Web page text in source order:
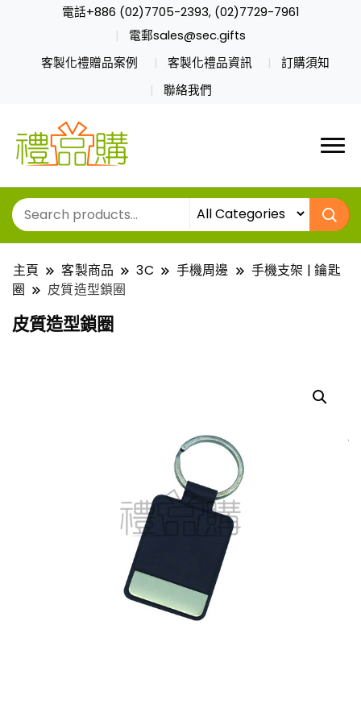
電話+886 (02)7705-2393, (02)7729-7961
電郵sales@sec.gifts
客製化禮贈品案例
客製化禮品資訊
訂購須知
聯絡我們
主頁 客製商品 3C 手機周邊
手機支架 | 鑰匙
圈
皮質造型鎖圈
皮質造型鎖圈